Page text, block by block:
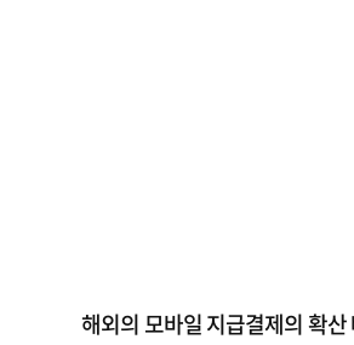
해외의 모바일 지급결제의 확산